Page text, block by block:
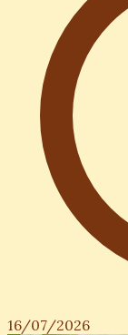
16/07/2026